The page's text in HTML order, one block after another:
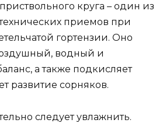
круга – один из
приемов при
гортензии. Оно
водный и
а также подкисляет
развитие сорняков.
следует увлажнить.